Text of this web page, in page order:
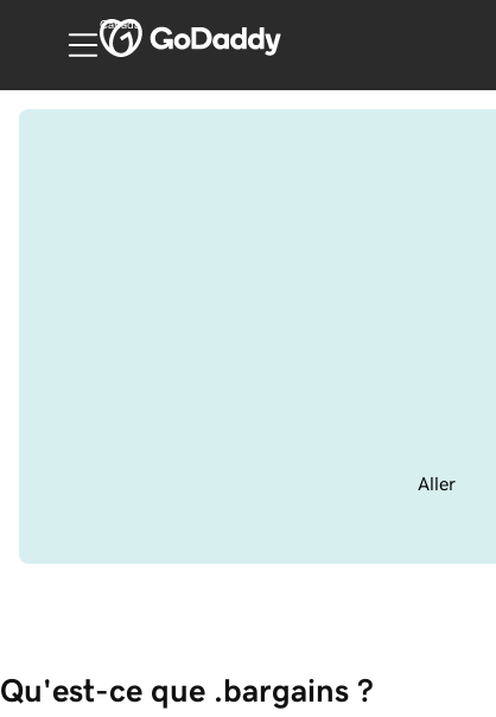
Canada
Aller
Qu'est-ce que .bargains ?